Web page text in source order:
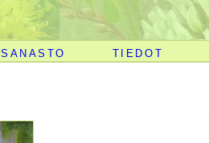
SANASTO TIEDOT